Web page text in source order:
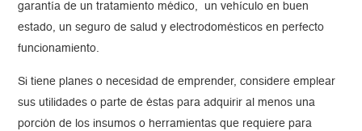
garantía de un tratamiento médico, un vehículo en buen
estado, un seguro de salud y electrodomésticos en perfecto
funcionamiento.
Si tiene planes o necesidad de emprender, considere emplear
sus utilidades o parte de éstas para adquirir al menos una
porción de los insumos o herramientas que requiere para